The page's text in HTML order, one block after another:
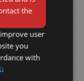
the
user
you
with